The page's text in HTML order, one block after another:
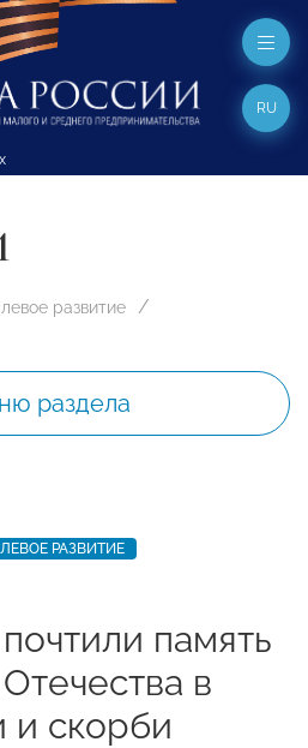
RU
развитие
раздела
РАЗВИТИЕ
память
в
и скорби